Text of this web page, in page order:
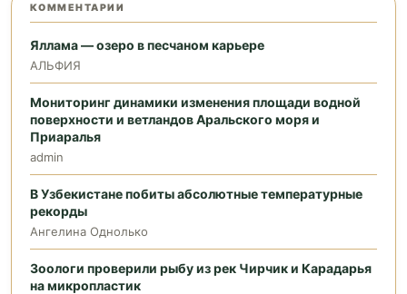
КОММЕНТАРИИ
Яллама — озеро в песчаном карьере
АЛЬФИЯ
Мониторинг динамики изменения площади водной
поверхности и ветландов Аральского моря и
Приаралья
admin
В Узбекистане побиты абсолютные температурные
рекорды
Ангелина Однолько
Зоологи проверили рыбу из рек Чирчик и Карадарья
на микропластик